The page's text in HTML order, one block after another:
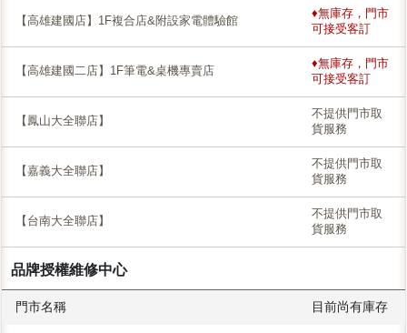
【高雄建國店】1F複合店&附設家電體驗館
♦無庫存，門市
可接受客訂
【高雄建國二店】1F筆電&桌機專賣店
♦無庫存，門市
可接受客訂
【鳳山大全聯店】
不提供門市取
貨服務
【嘉義大全聯店】
不提供門市取
貨服務
【台南大全聯店】
不提供門市取
貨服務
品牌授權維修中心
門市名稱 目前尚有庫存